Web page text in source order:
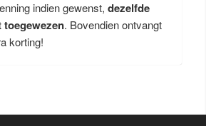
indien gewenst, dezelfde
. Bovendien ontvangt
korting!